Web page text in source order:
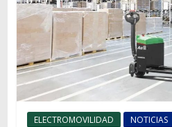
del
transporte
ELECTROMOVILIDAD NOTICIAS